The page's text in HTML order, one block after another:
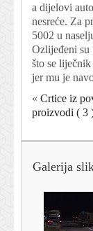
a dijelovi
nesreće. Za
5002 u
Ozlijeđeni su
što se
jer mu je
« Crtice iz
proizvodi ( 3
Galerija